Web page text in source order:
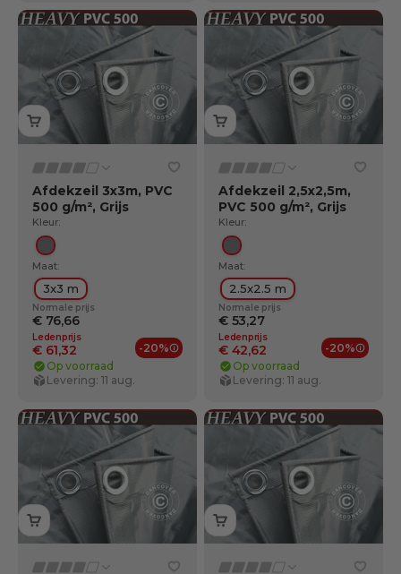
Afdekzeil 3x3m, PVC
500 g/m², Grijs
Kleur:
Grijs
Maat:
3x3 m
Normale prijs
€ 76,66
Ledenprijs
€ 61,32 -20%
Ledenvoordelen
Op voorraad
Levering: 11 aug.
Afdekzeil 2,5x2,5m,
PVC 500 g/m², Grijs
Kleur:
Grijs
Maat:
2.5x2.5 m
Normale prijs
€ 53,27
Ledenprijs
€ 42,62 -20%
Op voorraad
Levering: 11 aug.